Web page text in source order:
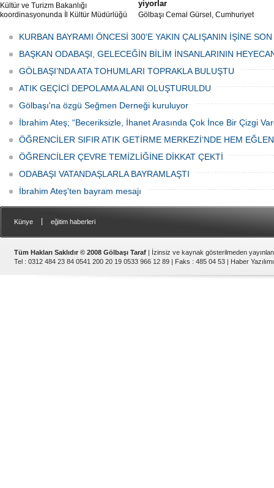
Kültür ve Turizm Bakanlığı
koordinasyonunda İl Kültür Müdürlüğü
Haftası" etkinlikleri Ankara'da devam
ediyor.
yiyorlar
Gölbaşı Cemal Gürsel, Cumhuriyet
bulunan esnaf ve alışverişe gelen
vatandaşlar park cezaları yüzünden
canından bezdi.
KURBAN BAYRAMI ÖNCESİ 300'E YAKIN ÇALIŞANIN İŞİNE
BAŞKAN ODABAŞI, GELECEĞİN BİLİM İNSANLARININ
GÖLBAŞI’NDA ATA TOHUMLARI TOPRAKLA BULUŞTU
ATIK GEÇİCİ DEPOLAMA ALANI OLUŞTURULDU
Gölbaşı'na özgü Seğmen Derneği kuruluyor
İbrahim Ateş; “Beceriksizle, İhanet Arasında Çok İnce Bir Çizgi
ÖĞRENCİLER SIFIR ATIK GETİRME MERKEZİ’NDE HEM
ÖĞRENCİLER ÇEVRE TEMİZLİĞİNE DİKKAT ÇEKTİ
ODABAŞI VATANDAŞLARLA BAYRAMLAŞTI
İbrahim Ateş'ten bayram mesajı
Künye eğitim haberleri
Tüm Hakları Saklıdır © 2008 Gölbaşı Taraf | İzinsiz ve kaynak gösterilmeden
Tel : 0312 484 23 84 0541 200 20 19 0533 966 12 89 | Faks : 485 04 53 | Haber Yazılımı